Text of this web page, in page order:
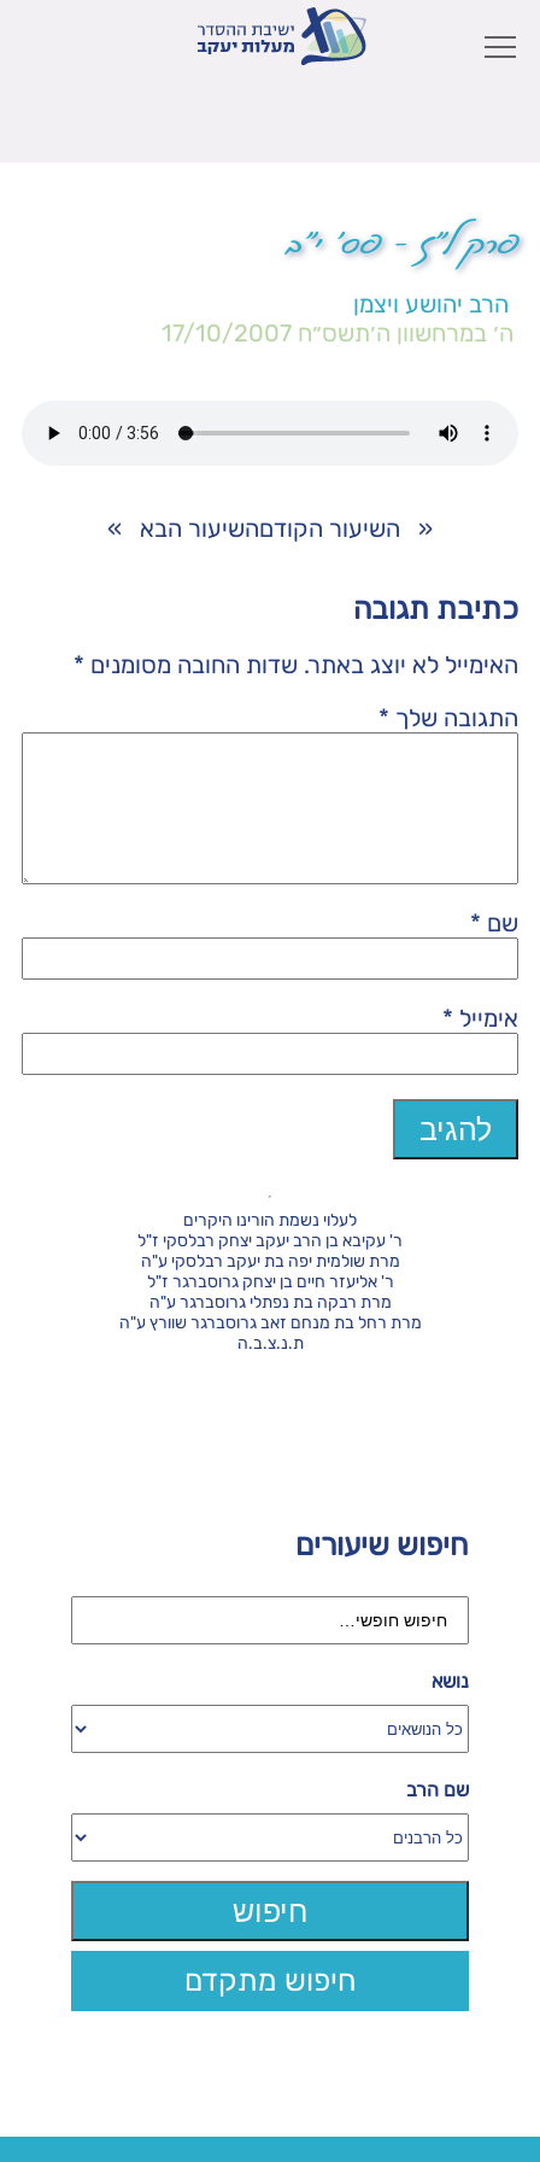
פרק ל"ז – פס' י"ב
הרב יהושע ויצמן
ה׳ במרחשוון ה׳תשס״ח 17/10/2007
« השיעור הקודםהשיעור הבא »
כתיבת תגובה
האימייל לא יוצג באתר. שדות החובה מסומנים *
התגובה שלך *
שם *
אימייל *
חיפוש שיעורים
נושא
שם הרב
חיפוש מתקדם
לעלוי נשמת הורינו היקרים
ר' עקיבא בן הרב יעקב יצחק רבלסקי ז"ל
מרת שולמית יפה בת יעקב רבלסקי ע"ה
ר' אליעזר חיים בן יצחק גרוסברגר ז"ל
מרת רבקה בת נפתלי גרוסברגר ע"ה
מרת רחל בת מנחם זאב גרוסברגר שוורץ ע"ה
ת.נ.צ.ב.ה